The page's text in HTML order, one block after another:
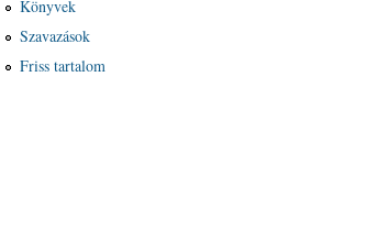
Könyvek
Szavazások
Friss tartalom